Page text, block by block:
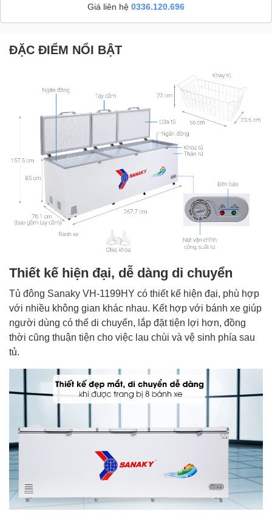
Giá liên hệ 0336.120.696
ĐẶC ĐIỂM NỔI BẬT
Thiết kế hiện đại, dễ dàng di chuyển
Tủ đông Sanaky VH-1199HY có thiết kế hiện đại, phù hợp
với nhiều không gian khác nhau. Kết hợp với bánh xe giúp
người dùng có thể di chuyển, lắp đặt tiện lợi hơn, đồng
thời cũng thuận tiện cho việc lau chùi và vệ sinh phía sau
tủ.